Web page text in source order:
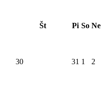
Št Pi So Ne
30 31 1 2